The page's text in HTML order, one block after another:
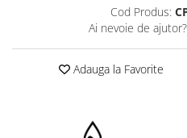
Cod Produs:
Ai nevoie de ajutor?
Adauga la Favorite